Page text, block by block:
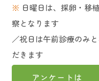
※ 日曜日は、採卵・移
察となります
／祝日は午前診療のみ
だきます
アンケートは